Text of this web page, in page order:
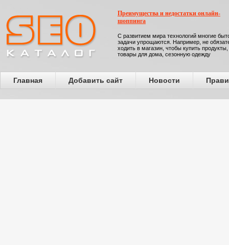
Преимущества и недостатки онлайн-
шоппинга
С развитием мира технологий многие
задачи упрощаются. Например, не
ходить в магазин, чтобы купить продукты,
товары для дома, сезонную одежду
Главная Добавить сайт Новости